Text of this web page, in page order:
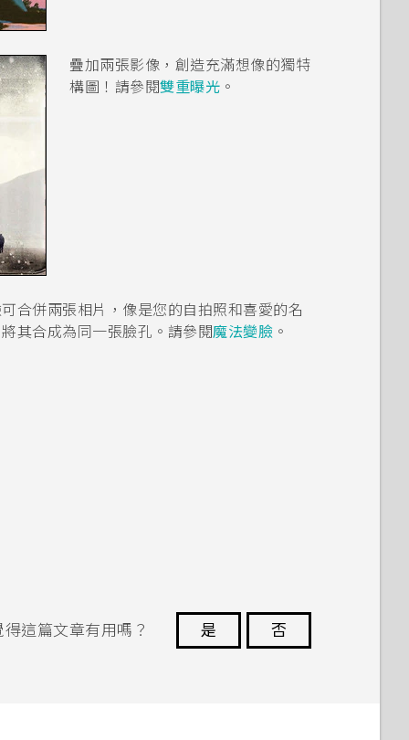
疊加兩張影像，創造充滿想像的獨特
構圖！請參閱雙重曝光 。
可合併兩張相片，像是您的自拍照和喜愛的名
其合成為同一張臉孔。請參閱魔法變臉 。
得這篇文章有用嗎？ 是
否